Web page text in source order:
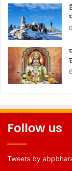
Follow us
Tweets by